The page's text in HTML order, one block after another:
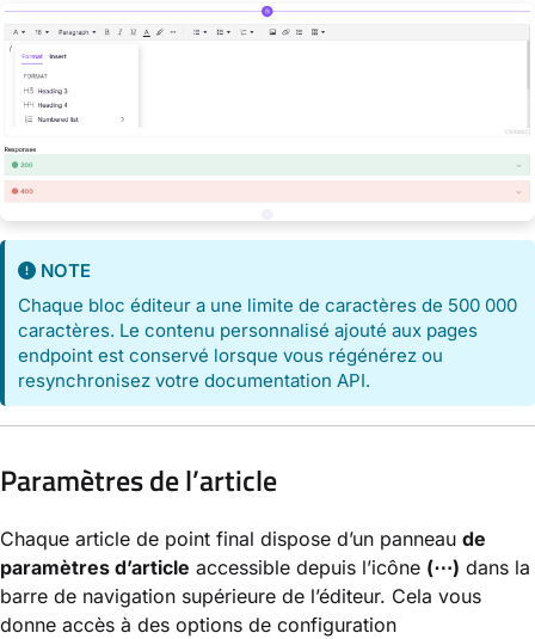
NOTE
Chaque bloc éditeur a une limite de caractères de 500 000
caractères. Le contenu personnalisé ajouté aux pages
endpoint est conservé lorsque vous régénérez ou
resynchronisez votre documentation API.
Paramètres de l’article
Chaque article de point final dispose d’un panneau de
paramètres d’article accessible depuis l’icône (⋯) dans la
barre de navigation supérieure de l’éditeur. Cela vous
donne accès à des options de configuration